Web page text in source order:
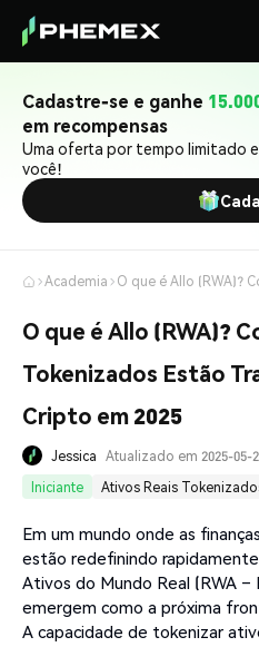
Cadastre-se e ganhe
em recompensas
Uma oferta por tempo limitado
você!
Academia
O que é Allo (RWA)?
Tokenizados Estão
Cripto em 2025
Jessica Atualizado em 2025-05-
Iniciante
Ativos Reais
Em um mundo onde as
estão redefinindo
Ativos do Mundo Real (RWA –
emergem como a próxima
A capacidade de tokenizar